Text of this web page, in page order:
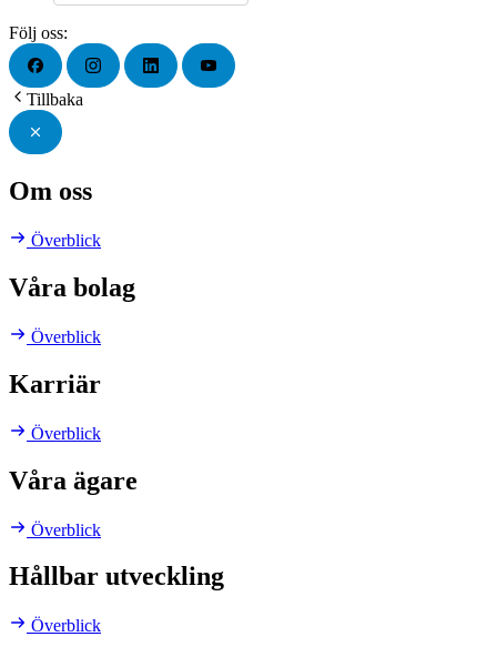
Följ oss:
Tillbaka
Om oss
Överblick
Våra bolag
Överblick
Karriär
Överblick
Våra ägare
Överblick
Hållbar utveckling
Överblick